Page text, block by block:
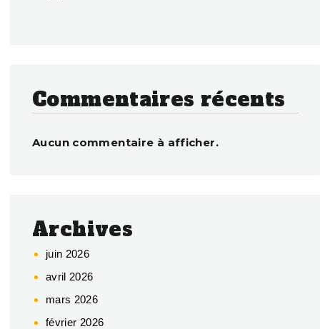
Commentaires récents
Aucun commentaire à afficher.
Archives
juin 2026
avril 2026
mars 2026
février 2026